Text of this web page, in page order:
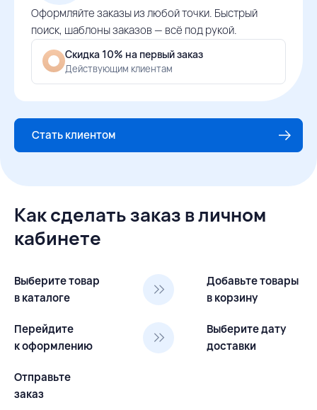
Оформляйте заказы из любой точки. Быстрый
поиск, шаблоны заказов — всё под рукой.
Скидка 10% на первый заказ
Действующим клиентам
Стать клиентом
Как сделать заказ в личном
кабинете
Выберите товар
в каталоге
Добавьте товары
в корзину
Перейдите
к оформлению
Выберите дату
доставки
Отправьте
заказ